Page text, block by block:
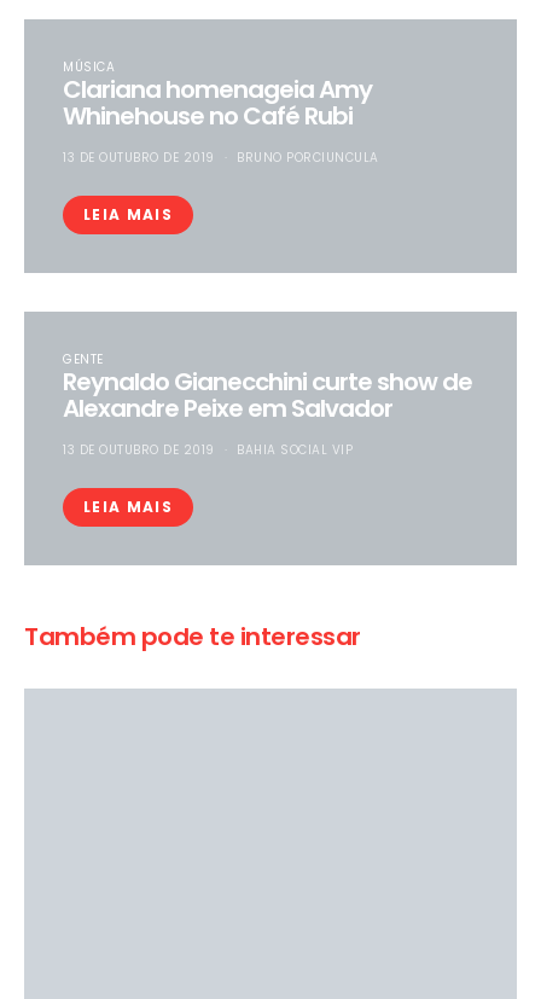
MÚSICA
Clariana homenageia Amy
Whinehouse no Café Rubi
13 DE OUTUBRO DE 2019 BRUNO PORCIUNCULA
LEIA MAIS
GENTE
Reynaldo Gianecchini curte show de
Alexandre Peixe em Salvador
13 DE OUTUBRO DE 2019 BAHIA SOCIAL VIP
LEIA MAIS
Também pode te interessar